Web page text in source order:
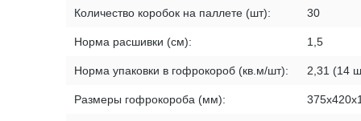
Количество коробок на паллете (шт): 30
Норма расшивки (см): 1,5
Норма упаковки в гофрокороб (кв.м/шт): 2,31 (14
Размеры гофрокороба (мм):